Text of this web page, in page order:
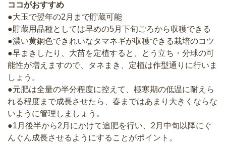
ココがおすすめ
●大玉で翌年の2月まで貯蔵可能
●貯蔵用品種としては早めの5月下旬ごろから収穫できる
●濃い黄銅色できれいなタマネギが収穫できる栽培のコツ
●早まきしたり、大苗を定植すると、とう立ち・分球の可
能性が増えますので、タネまき、定植は作型通りに行いま
しょう。
●元肥は全量の半分程度に控えて、極寒期の低温に耐えら
れる程度まで成長させたら、春まではあまり大きくならな
いように管理しましょう。
●1月後半から2月にかけて追肥を行い、2月中旬以降にぐ
んぐん成長させるようにすることがポイント。